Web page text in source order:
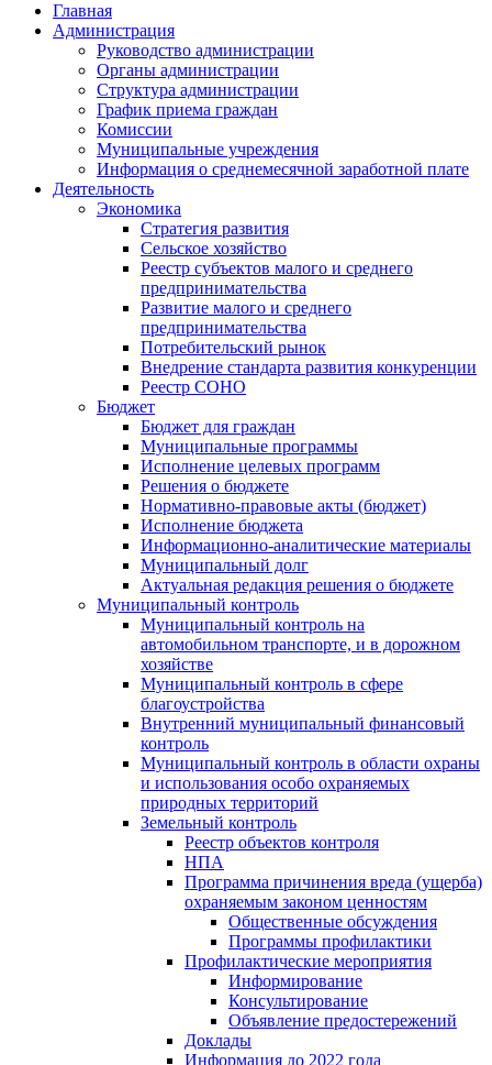
Главная
Администрация
Руководство администрации
Органы администрации
Структура администрации
График приема граждан
Комиссии
Муниципальные учреждения
Информация о среднемесячной заработной плате
Деятельность
Экономика
Стратегия развития
Сельское хозяйство
Реестр субъектов малого и среднего
предпринимательства
Развитие малого и среднего
предпринимательства
Потребительский рынок
Внедрение стандарта развития конкуренции
Реестр СОНО
Бюджет
Бюджет для граждан
Муниципальные программы
Исполнение целевых программ
Решения о бюджете
Нормативно-правовые акты (бюджет)
Исполнение бюджета
Информационно-аналитические материалы
Муниципальный долг
Актуальная редакция решения о бюджете
Муниципальный контроль
Муниципальный контроль на
автомобильном транспорте, и в дорожном
хозяйстве
Муниципальный контроль в сфере
благоустройства
Внутренний муниципальный финансовый
контроль
Муниципальный контроль в области охраны
и использования особо охраняемых
природных территорий
Земельный контроль
Реестр объектов контроля
НПА
Программа причинения вреда (ущерба)
охраняемым законом ценностям
Общественные обсуждения
Программы профилактики
Профилактические мероприятия
Информирование
Консультирование
Объявление предостережений
Доклады
Информация до 2022 года